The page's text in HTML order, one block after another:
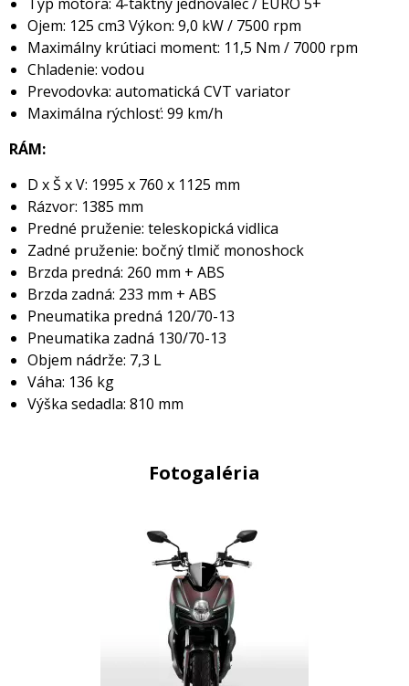
Ojem: 125 cm3 Výkon: 9,0 kW / 7500 rpm
Maximálny krútiaci moment: 11,5 Nm / 7000 rpm
Chladenie: vodou
Prevodovka: automatická CVT variator
Maximálna rýchlosť: 99 km/h
RÁM:
D x Š x V: 1995 x 760 x 1125 mm
Rázvor: 1385 mm
Predné pruženie: teleskopická vidlica
Zadné pruženie: bočný tlmič monoshock
Brzda predná: 260 mm + ABS
Brzda zadná: 233 mm + ABS
Pneumatika predná 120/70-13
Pneumatika zadná 130/70-13
Objem nádrže: 7,3 L
Váha: 136 kg
Výška sedadla: 810 mm
Fotogaléria